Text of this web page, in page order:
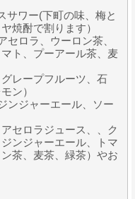
サワー(下町の味、梅と
焼酎で割ります）
セロラ、ウーロン茶、
ト、プーアール茶、麦
レープフルーツ、石
ン）
ンジャーエール、ソー
セロラジュース、、ク
ンジャーエール、トマ
茶、麦茶、緑茶）やお